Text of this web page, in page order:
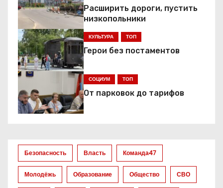
а
ц
и
я
п
о
а
п
Расширить дороги, пустить
низкопольники
КУЛЬТУРА ТОП
Герои без постаментов
СОЦИУМ ТОП
От парковок до тарифов
Безопасность Власть Команда47
Молодёжь Образование Общество СВО